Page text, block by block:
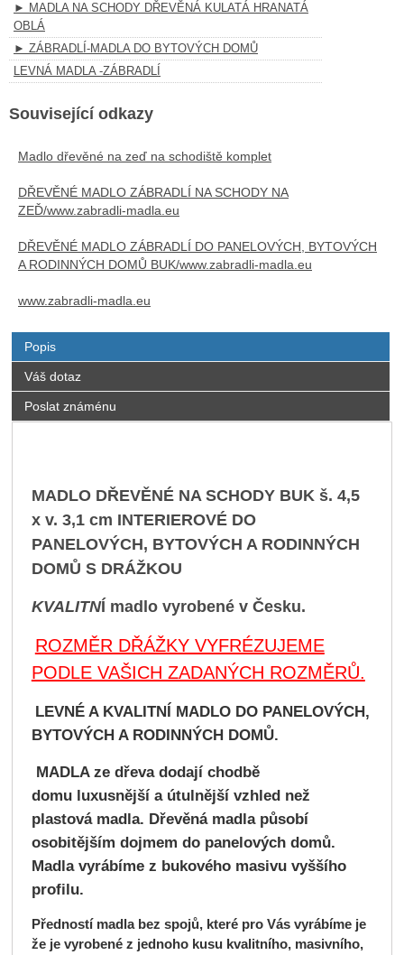
► MADLA NA SCHODY DŘEVĚNÁ KULATÁ HRANATÁ
OBLÁ
► ZÁBRADLÍ-MADLA DO BYTOVÝCH DOMŮ
LEVNÁ MADLA -ZÁBRADLÍ
Související odkazy
Madlo dřevěné na zeď na schodiště komplet
DŘEVĚNÉ MADLO ZÁBRADLÍ NA SCHODY NA
ZEĎ/www.zabradli-madla.eu
DŘEVĚNÉ MADLO ZÁBRADLÍ DO PANELOVÝCH, BYTOVÝCH
A RODINNÝCH DOMŮ BUK/www.zabradli-madla.eu
www.zabradli-madla.eu
Popis
Váš dotaz
Poslat známénu
MADLO DŘEVĚNÉ NA SCHODY BUK š. 4,5
x v. 3,1 cm INTERIEROVÉ DO
PANELOVÝCH, BYTOVÝCH A RODINNÝCH
DOMŮ S DRÁŽKOU
KVALITNÍ madlo vyrobené v Česku.
ROZMĚR DŘÁŽKY VYFRÉZUJEME
PODLE VAŠICH ZADANÝCH ROZMĚRŮ.
LEVNÉ A KVALITNÍ MADLO DO PANELOVÝCH,
BYTOVÝCH A RODINNÝCH DOMŮ.
MADLA ze dřeva dodají chodbě
domu luxusnějšía útulnější vzhlednež
plastová madla. Dřevěná madla působí
osobitějším dojmem do panelových domů.
Madla vyrábíme z bukového masivu vyššího
profilu.
Předností madla bez spojů, které pro Vás vyrábíme je
že je vyrobené z jednoho kusu kvalitního, masivního,